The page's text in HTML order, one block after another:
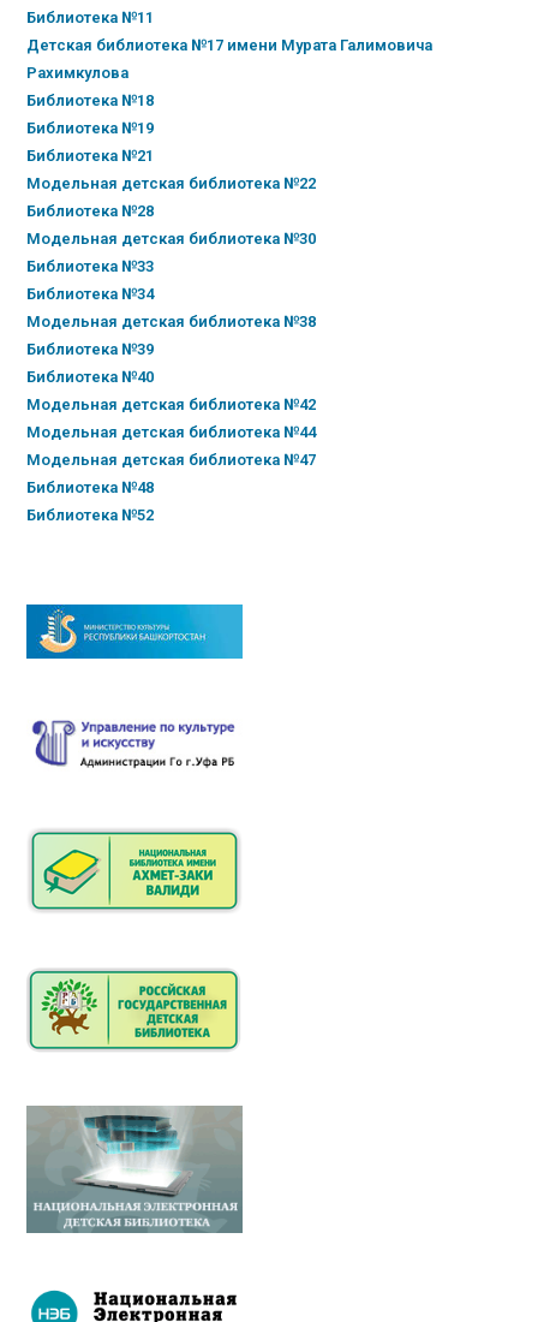
Библиотека №11
Детская библиотека №17 имени Мурата Галимовича
Рахимкулова
Библиотека №18
Библиотека №19
Библиотека №21
Модельная детская библиотека №22
Библиотека №28
Модельная детская библиотека №30
Библиотека №33
Библиотека №34
Модельная детская библиотека №38
Библиотека №39
Библиотека №40
Модельная детская библиотека №42
Модельная детская библиотека №44
Модельная детская библиотека №47
Библиотека №48
Библиотека №52